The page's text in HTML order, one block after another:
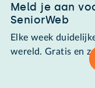
Meld je aan
SeniorWeb
Elke week
wereld. Gratis en